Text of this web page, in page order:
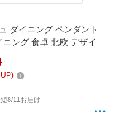
ダイニング ペンダント
ング 食卓 北欧 デザイナ
応 ホワイト ウッド アル
北欧風 ナチュラル カン
付 吊り下げ 照明器具
インターフォルム
8/11お届け